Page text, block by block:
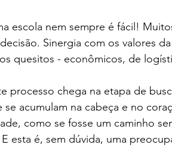
Colégio Augusto Laranja
Escola Eduque | SchoolAdvisor Escola
escola nem sempre é fácil!
Sinergia com os valores
quesitos - econômicos, de
processo chega na etapa de
se acumulam na cabeça e no
como se fosse um caminho
esta é, sem dúvida, uma